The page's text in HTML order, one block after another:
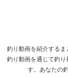
釣り動画を紹介する
釣り動画を通じて釣り
す。あなたの